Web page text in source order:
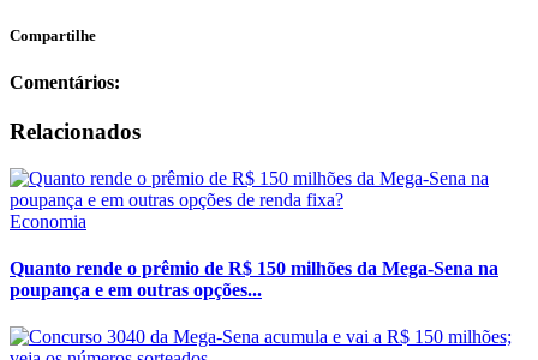
Compartilhe
Comentários:
Relacionados
Economia
Quanto rende o prêmio de R$ 150 milhões da Mega-Sena na
poupança e em outras opções...